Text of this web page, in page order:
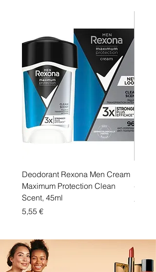
Deodorant Rexona Men Cream
Maximum Protection Clean
Scent, 45ml
Price
5,55 €
Price
5,55 €